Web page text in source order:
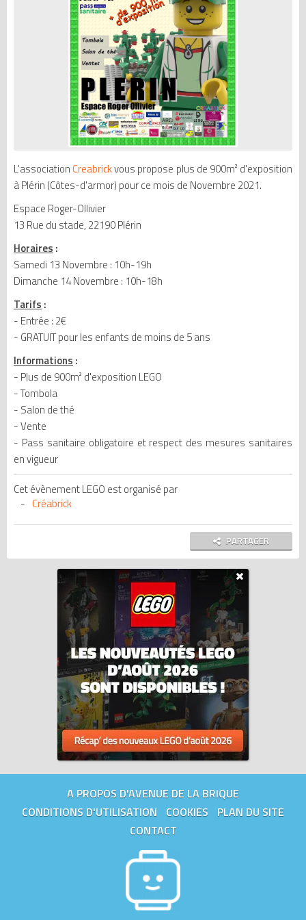
L'associationCreabrickvous propose plus de 900m² d'exposition
à Plérin (Côtes-d'armor) pour ce mois de Novembre 2021.
Espace Roger-Ollivier
13 Rue du stade, 22190 Plérin
Horaires :
Samedi 13 Novembre : 10h-19h
Dimanche 14 Novembre : 10h-18h
Tarifs :
- Entrée : 2€
- GRATUIT pour les enfants de moins de 5 ans
Informations :
- Plus de 900m² d'exposition LEGO
- Tombola
- Salon de thé
- Vente
- Pass sanitaire obligatoire et respect des mesures sanitaires
en vigueur
Cet évènement LEGO est organisé par
Créabrick
PARTAGER
A PROPOS D'AVENUE DE LA BRIQUE
CONDITIONS D'UTILISATION
COOKIES
PLAN DU SITE
CONTACT